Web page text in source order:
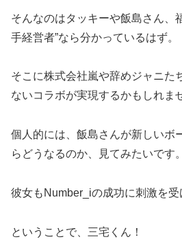
そんなのはタッキーや飯島さん、
手経営者”なら分かっているはず。
そこに株式会社嵐や辞めジャニた
ないコラボが実現するかもしれま
個人的には、飯島さんが新しいボ
らどうなるのか、見てみたいです
彼女もNumber_iの成功に刺激を
ということで、三宅くん！